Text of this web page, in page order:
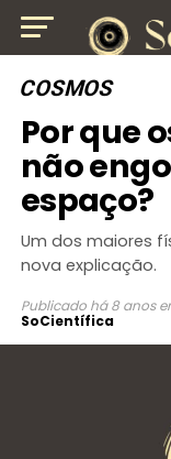
COSMOS
Por que
não
espaço?
Um dos maiores
nova explicação.
Publicado há 8 anos
SoCientífica